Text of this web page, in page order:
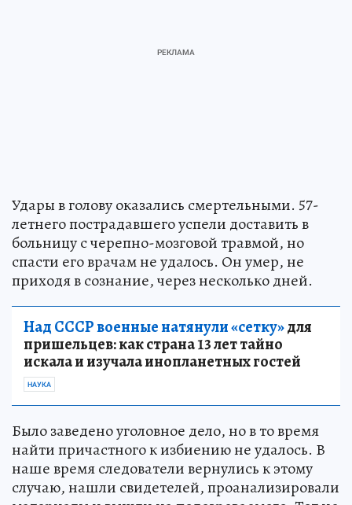
Удары в голову оказались смертельными. 57-
летнего пострадавшего успели доставить в
больницу с черепно-мозговой травмой, но
спасти его врачам не удалось. Он умер, не
приходя в сознание, через несколько дней.
Над СССР военные натянули «сетку»для
пришельцев: как страна 13 лет тайно
искала и изучала инопланетных гостей
НАУКА
Было заведено уголовное дело, но в то время
найти причастного к избиению не удалось. В
наше время следователи вернулись к этому
случаю, нашли свидетелей, проанализировали